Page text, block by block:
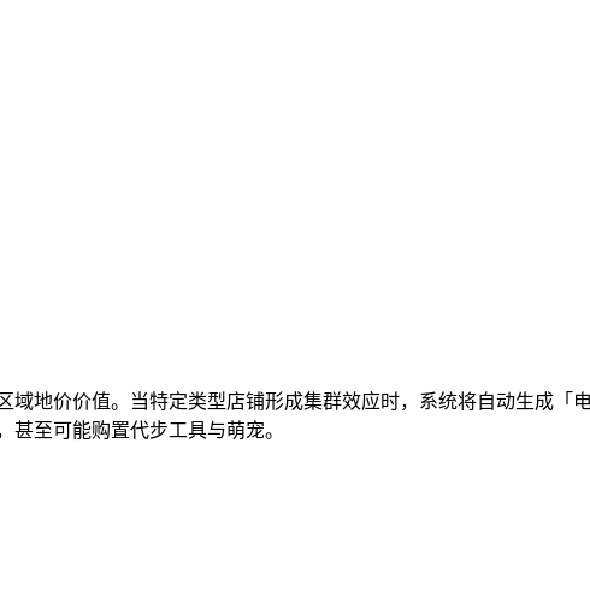
地价价值。当特定类型店铺形成集群效应时，系统将自动生成「
至可能购置代步工具与萌宠。